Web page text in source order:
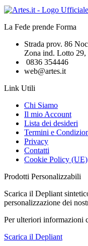
La Fede prende Forma
Strada prov. 86
Zona ind. Lotto
0836 354446
web@artes.it
Link Utili
Chi Siamo
Il mio Account
Lista dei desideri
Termini e
Privacy
Contatti
Cookie Policy (UE)
Prodotti Personalizzabili
Scarica il Depliant
personalizzazione dei
Per ulteriori informazioni
Scarica il Depliant